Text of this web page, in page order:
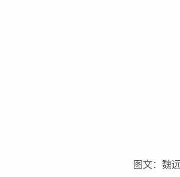
图文：魏